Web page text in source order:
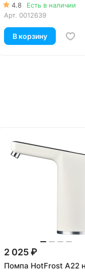
4.8
Есть в наличии
Арт. 0012639
В корзину
2 025 ₽
Помпа HotFrost A22